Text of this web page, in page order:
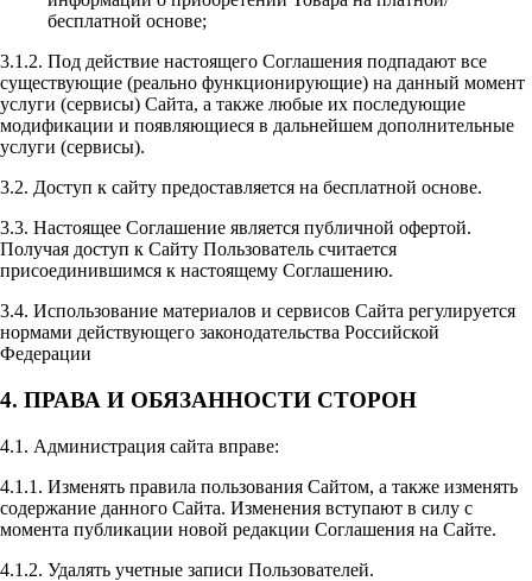
бесплатной основе;
3.1.2. Под действие настоящего Соглашения подпадают все
существующие (реально функционирующие) на данный момент
услуги (сервисы) Сайта, а также любые их последующие
модификации и появляющиеся в дальнейшем дополнительные
услуги (сервисы).
3.2. Доступ к сайту предоставляется на бесплатной основе.
3.3. Настоящее Соглашение является публичной офертой.
Получая доступ к Сайту Пользователь считается
присоединившимся к настоящему Соглашению.
3.4. Использование материалов и сервисов Сайта регулируется
нормами действующего законодательства Российской
Федерации
4. ПРАВА И ОБЯЗАННОСТИ СТОРОН
4.1. Администрация сайта вправе:
4.1.1. Изменять правила пользования Сайтом, а также изменять
содержание данного Сайта. Изменения вступают в силу с
момента публикации новой редакции Соглашения на Сайте.
4.1.2. Удалять учетные записи Пользователей.